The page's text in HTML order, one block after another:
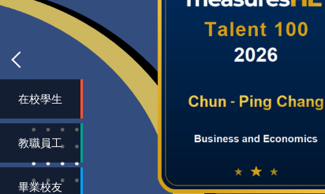
在校學生
教職員工
畢業校友